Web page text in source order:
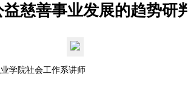
慈善事业发展的趋势研
学院社会工作系讲师